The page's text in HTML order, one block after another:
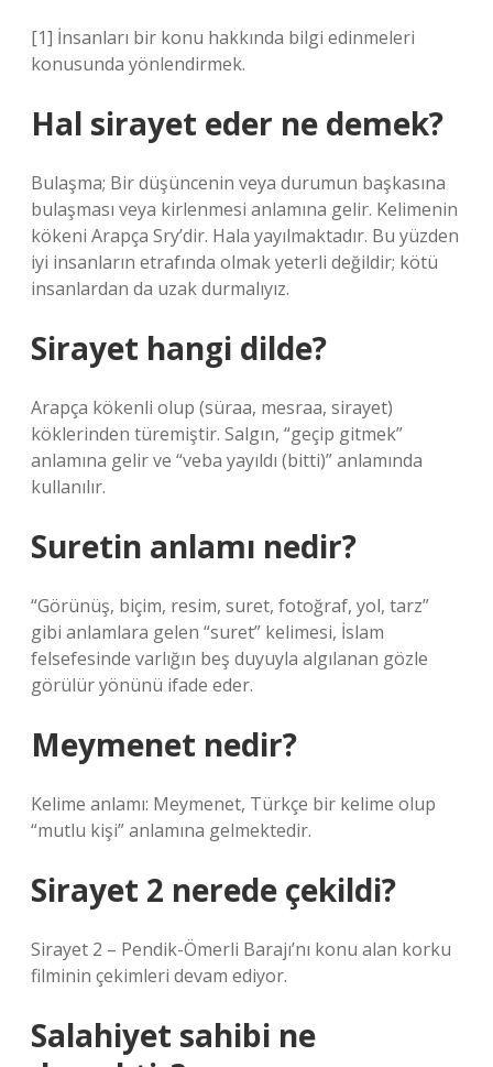
[1] İnsanları bir konu hakkında bilgi edinmeleri
konusunda yönlendirmek.
Hal sirayet eder ne demek?
Bulaşma; Bir düşüncenin veya durumun başkasına
bulaşması veya kirlenmesi anlamına gelir. Kelimenin
kökeni Arapça Sry’dir. Hala yayılmaktadır. Bu yüzden
iyi insanların etrafında olmak yeterli değildir; kötü
insanlardan da uzak durmalıyız.
Sirayet hangi dilde?
Arapça kökenli olup (süraa, mesraa, sirayet)
köklerinden türemiştir. Salgın, “geçip gitmek”
anlamına gelir ve “veba yayıldı (bitti)” anlamında
kullanılır.
Suretin anlamı nedir?
“Görünüş, biçim, resim, suret, fotoğraf, yol, tarz”
gibi anlamlara gelen “suret” kelimesi, İslam
felsefesinde varlığın beş duyuyla algılanan gözle
görülür yönünü ifade eder.
Meymenet nedir?
Kelime anlamı: Meymenet, Türkçe bir kelime olup
“mutlu kişi” anlamına gelmektedir.
Sirayet 2 nerede çekildi?
Sirayet 2 – Pendik-Ömerli Barajı’nı konu alan korku
filminin çekimleri devam ediyor.
Salahiyet sahibi ne